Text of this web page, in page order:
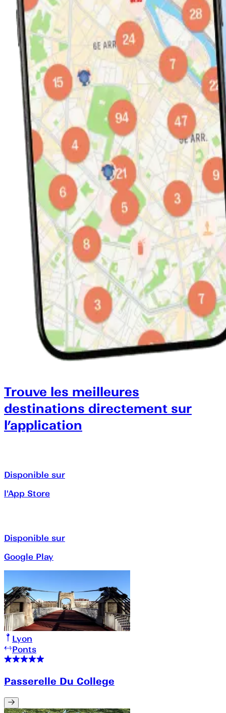
Trouve les meilleures
destinations directement sur
l’application
Disponible sur
l'App Store
Disponible sur
Google Play
Lyon
Ponts
Passerelle Du College